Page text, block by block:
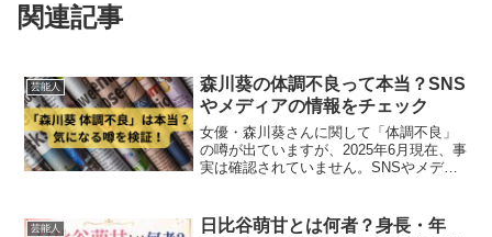
関連記事
芸能人
森川葵の体調不良って本当？SNS
やメディアの情報をチェック
女優・森川葵さんに関して「体調不良」
の噂が出ていますが、2025年6月現在、事
実は確認されていません。SNSやメディ
芸能人
日比谷萌甘とは何者？身長・年